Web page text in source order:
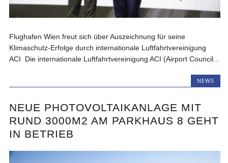
Flughafen Wien freut sich über Auszeichnung für seine
Klimaschutz-Erfolge durch internationale Luftfahrtvereinigung
ACI Die internationale Luftfahrtvereinigung ACI (Airport Council...
NEWS
NEUE PHOTOVOLTAIKANLAGE MIT
RUND 3000M2 AM PARKHAUS 8 GEHT
IN BETRIEB